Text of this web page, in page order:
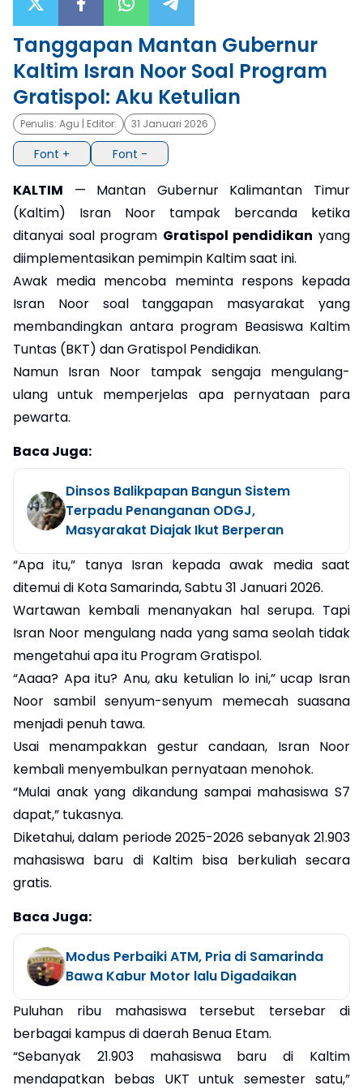
×
Tanggapan Mantan Gubernur
Kaltim Isran Noor Soal Program
Gratispol: Aku Ketulian
Penulis: Agu | Editor: 31 Januari 2026
Font + Font -
KALTIM — Mantan Gubernur Kalimantan Timur
(Kaltim) Isran Noor tampak bercanda ketika
ditanyai soal program Gratispol pendidikan yang
diimplementasikan pemimpin Kaltim saat ini.
Awak media mencoba meminta respons kepada
Isran Noor soal tanggapan masyarakat yang
membandingkan antara program Beasiswa Kaltim
Tuntas (BKT) dan Gratispol Pendidikan.
Namun Isran Noor tampak sengaja mengulang-
ulang untuk memperjelas apa pernyataan para
pewarta.
Baca Juga:
Dinsos Balikpapan Bangun Sistem
Terpadu Penanganan ODGJ,
Masyarakat Diajak Ikut Berperan
“Apa itu,” tanya Isran kepada awak media saat
ditemui di Kota Samarinda, Sabtu 31 Januari 2026.
Wartawan kembali menanyakan hal serupa. Tapi
Isran Noor mengulang nada yang sama seolah tidak
mengetahui apa itu Program Gratispol.
“Aaaa? Apa itu? Anu, aku ketulian lo ini,” ucap Isran
Noor sambil senyum-senyum memecah suasana
menjadi penuh tawa.
Usai menampakkan gestur candaan, Isran Noor
kembali menyembulkan pernyataan menohok.
“Mulai anak yang dikandung sampai mahasiswa S7
dapat,” tukasnya.
Diketahui, dalam periode 2025-2026 sebanyak 21.903
mahasiswa baru di Kaltim bisa berkuliah secara
gratis.
Baca Juga:
Modus Perbaiki ATM, Pria di Samarinda
Bawa Kabur Motor lalu Digadaikan
Puluhan ribu mahasiswa tersebut tersebar di
berbagai kampus di daerah Benua Etam.
“Sebanyak 21.903 mahasiswa baru di Kaltim
mendapatkan bebas UKT untuk semester satu,”